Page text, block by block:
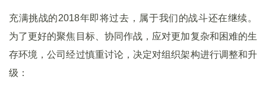
充满挑战的2018年即将过去，属于我们的战斗还在继续。
为了更好的聚焦目标、协同作战，应对更加复杂和困难的生
存环境，公司经过慎重讨论，决定对组织架构进行调整和升
级：